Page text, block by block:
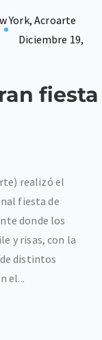
York,Acroarte
Diciembre 19,
fiesta
realizó el
fiesta de
donde los
y risas, con la
distintos
el...